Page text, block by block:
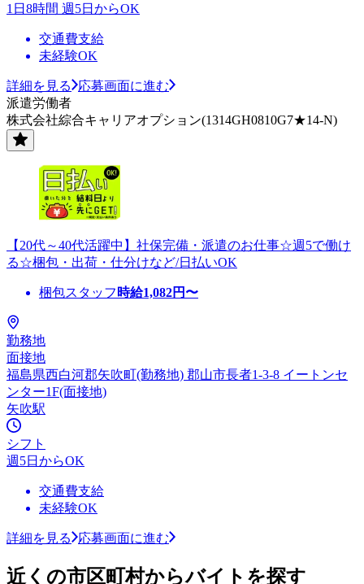
1日8時間 週5日からOK
交通費支給
未経験OK
詳細を見る
応募画面に進む
派遣労働者
株式会社綜合キャリアオプション(1314GH0810G7★14-N)
【20代～40代活躍中】社保完備・派遣のお仕事☆週5で働け
る☆梱包・出荷・仕分けなど/日払いOK
梱包スタッフ 時給1,082円〜
勤務地
面接地
福島県西白河郡矢吹町(勤務地) 郡山市長者1-3-8 イートンセ
ンター1F(面接地)
矢吹駅
シフト
週5日からOK
交通費支給
未経験OK
詳細を見る 応募画面に進む
近くの市区町村からバイトを探す